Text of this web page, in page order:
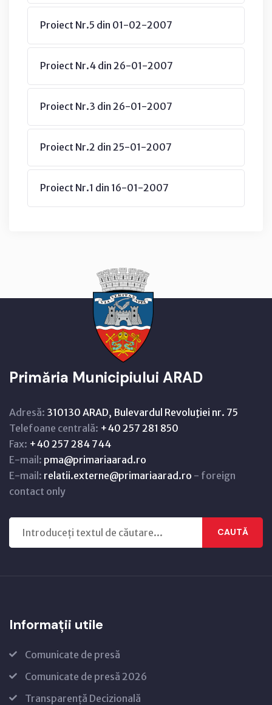
Proiect Nr.5 din 01-02-2007
Proiect Nr.4 din 26-01-2007
Proiect Nr.3 din 26-01-2007
Proiect Nr.2 din 25-01-2007
Proiect Nr.1 din 16-01-2007
Primăria Municipiului ARAD
Adresă: 310130 ARAD, Bulevardul Revoluţiei nr. 75
Telefoane centrală: +40 257 281 850
Fax: +40 257 284 744
E-mail: pma@primariaarad.ro
E-mail: relatii.externe@primariaarad.ro - foreign
contact only
CAUTĂ
Informații utile
Comunicate de presă
Comunicate de presă 2026
Transparență Decizională